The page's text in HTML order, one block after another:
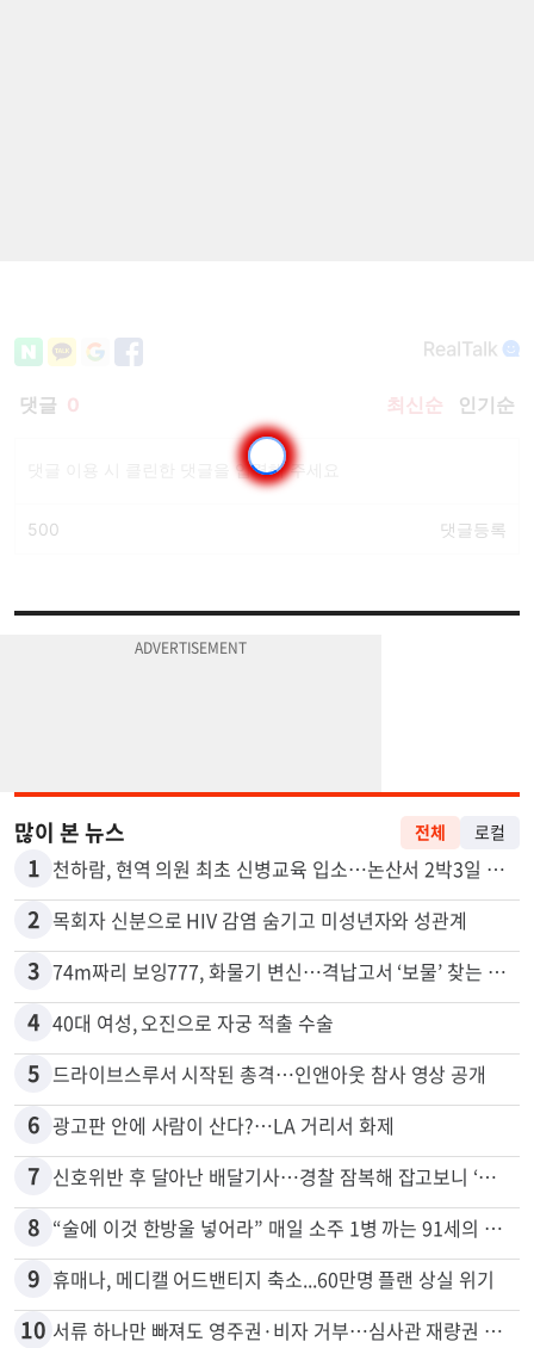
많이 본 뉴스 전체 로컬
1 천하람, 현역 의원 최초 신병교육 입소…논산서 2박3일 생활
2 목회자 신분으로 HIV 감염 숨기고 미성년자와 성관계
3 74m짜리 보잉777, 화물기 변신…격납고서 ‘보물’ 찾는 인천공항
4 40대 여성, 오진으로 자궁 적출 수술
5 드라이브스루서 시작된 총격…인앤아웃 참사 영상 공개
6 광고판 안에 사람이 산다?…LA 거리서 화제
7 신호위반 후 달아난 배달기사…경찰 잠복해 잡고보니 ‘반전’
8 “술에 이것 한방울 넣어라” 매일 소주 1병 까는 91세의 철칙
9 휴매나, 메디캘 어드밴티지 축소...60만명 플랜 상실 위기
10 서류 하나만 빠져도 영주권·비자 거부…심사관 재량권 대폭 확대